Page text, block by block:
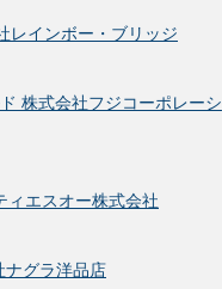
レインボー・ブリッジ
株式会社フジコーポレーシ
エスオー株式会社
ナグラ洋品店